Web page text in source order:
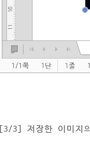
[3/3] 저장한 이미지